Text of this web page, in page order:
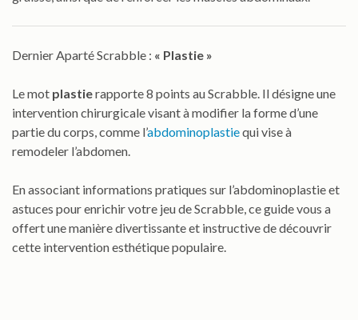
Dernier Aparté Scrabble : « Plastie »
Le mot plastierapporte 8 points au Scrabble. Il désigne une
intervention chirurgicale visant à modifier la forme d’une
partie du corps, comme l’abdominoplastiequi vise à
remodeler l’abdomen.
En associant informations pratiques sur l’abdominoplastie et
astuces pour enrichir votre jeu de Scrabble, ce guide vous a
offert une manière divertissante et instructive de découvrir
cette intervention esthétique populaire.